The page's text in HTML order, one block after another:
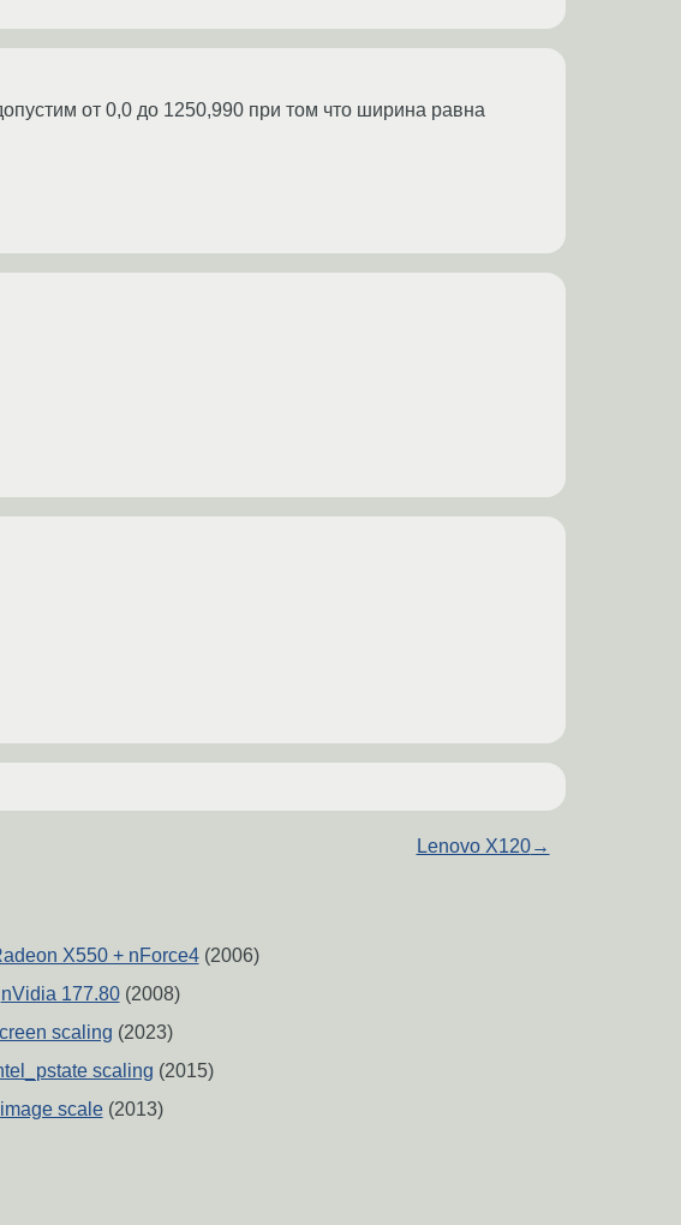
от 0,0 до 1250,990 при том что ширина равна
Lenovo X120→
X550 + nForce4(2006)
nVidia 177.80(2008)
scaling (2023)
scaling (2015)
scale(2013)